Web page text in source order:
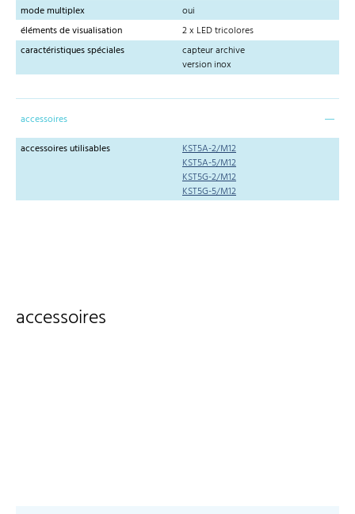
mode multiplex
oui
éléments de visualisation
2 x LED tricolores
caractéristiques spéciales
capteur archive
version inox
accessoires
accessoires utilisables
KST5A-2/M12
KST5A-5/M12
KST5G-2/M12
KST5G-5/M12
accessoires